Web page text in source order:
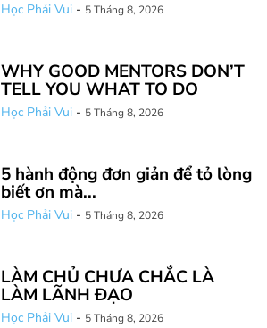
Học Phải Vui - 5 Tháng 8, 2026
WHY GOOD MENTORS DON’T
TELL YOU WHAT TO DO
Học Phải Vui - 5 Tháng 8, 2026
5 hành động đơn giản để tỏ lòng
biết ơn mà...
Học Phải Vui - 5 Tháng 8, 2026
LÀM CHỦ CHƯA CHẮC LÀ
LÀM LÃNH ĐẠO
Học Phải Vui - 5 Tháng 8, 2026